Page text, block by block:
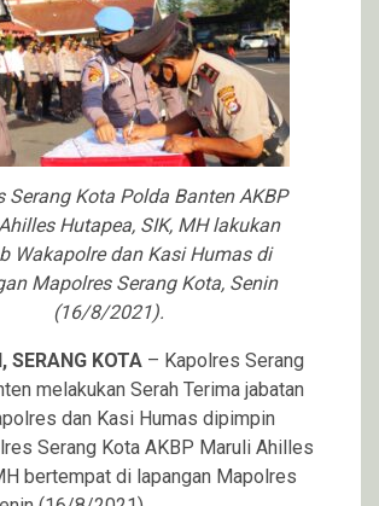
Serang Kota Polda Banten AKBP
Hutapea, SIK, MH lakukan
Wakapolre dan Kasi Humas di
Mapolres Serang Kota, Senin
(16/8/2021).
SERANG KOTA – Kapolres Serang
melakukan Serah Terima jabatan
dan Kasi Humas dipimpin
Serang Kota AKBP Maruli Ahilles
bertempat di lapangan Mapolres